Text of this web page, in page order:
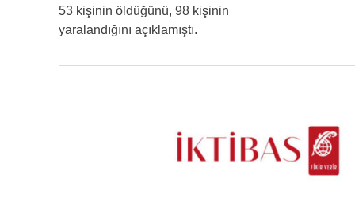
53 kişinin öldüğünü, 98 kişinin
yaralandığını açıklamıştı.